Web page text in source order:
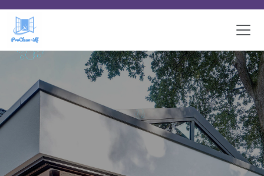
Skip to main content